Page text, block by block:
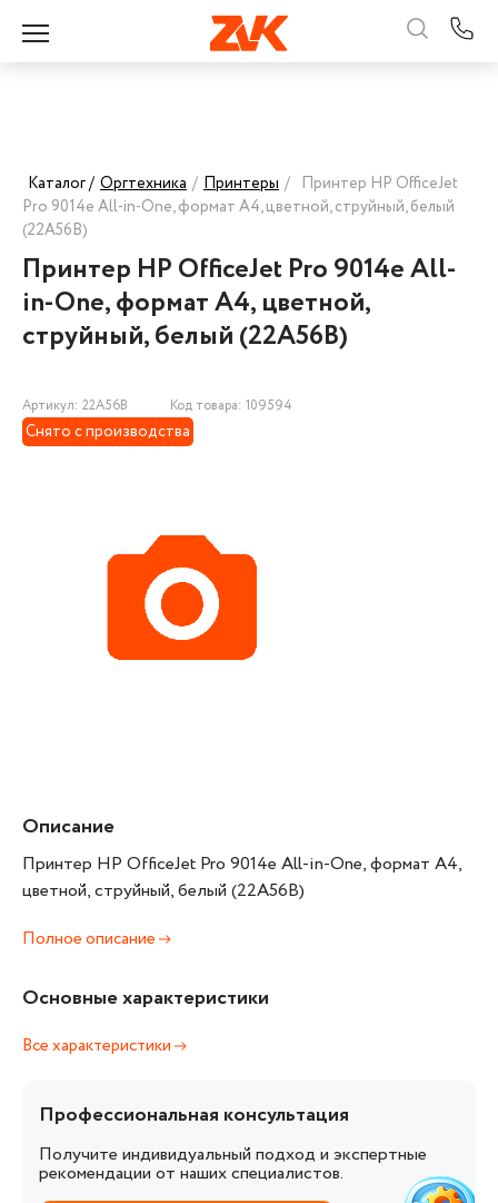
Каталог / Оргтехника / Принтеры / Принтер HP OfficeJet
Pro 9014e All-in-One, формат А4, цветной, струйный, белый
(22A56B)
Принтер HP OfficeJet Pro 9014e All-
in-One, формат А4, цветной,
струйный, белый (22A56B)
Артикул: 22A56B Код товара: 109594
Снято с производства
Описание
Принтер HP OfficeJet Pro 9014e All-in-One, формат А4,
цветной, струйный, белый (22A56B)
Полное описание
Основные характеристики
Все характеристики
Профессиональная консультация
Получите индивидуальный подход и экспертные
рекомендации от наших специалистов.